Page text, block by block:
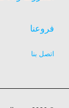
فروعنا
اتصل بنا